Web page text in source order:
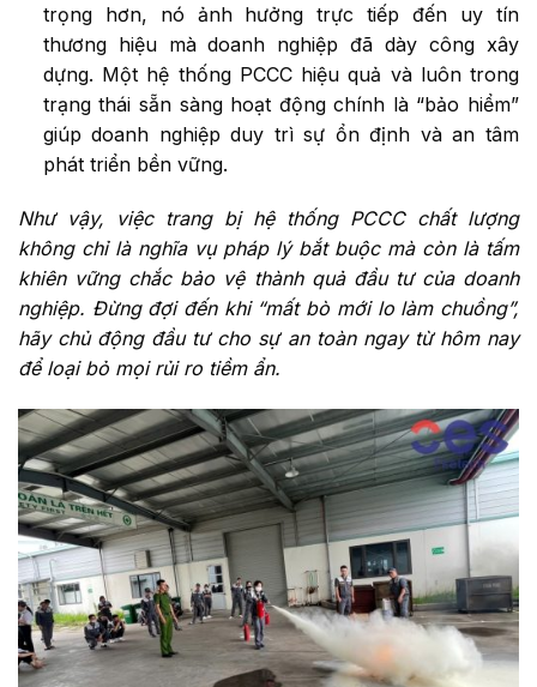
trọng hơn, nó ảnh hưởng trực tiếp đến uy tín
thương hiệu mà doanh nghiệp đã dày công xây
dựng. Một hệ thống PCCC hiệu quả và luôn trong
trạng thái sẵn sàng hoạt động chính là “bảo hiểm”
giúp doanh nghiệp duy trì sự ổn định và an tâm
phát triển bền vững.
Như vậy, việc trang bị hệ thống PCCC chất lượng
không chỉ là nghĩa vụ pháp lý bắt buộc mà còn là tấm
khiên vững chắc bảo vệ thành quả đầu tư của doanh
nghiệp. Đừng đợi đến khi “mất bò mới lo làm chuồng”,
hãy chủ động đầu tư cho sự an toàn ngay từ hôm nay
để loại bỏ mọi rủi ro tiềm ẩn.